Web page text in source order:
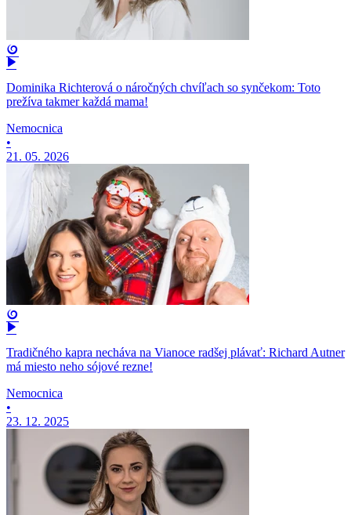
Dominika Richterová o náročných chvíľach so synčekom: Toto
prežíva takmer každá mama!
Nemocnica
•
21. 05. 2026
Tradičného kapra necháva na Vianoce radšej plávať: Richard Autner
má miesto neho sójové rezne!
Nemocnica
•
23. 12. 2025